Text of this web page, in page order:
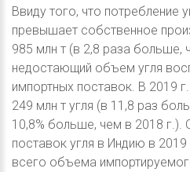
Ввиду того, что потребление
превышает собственное
985 млн т (в 2,8 раза больше,
недостающий объем угля
импортных поставок. В 2019
249 млн т угля (в 11,8 раз
10,8% больше, чем в 2018 г.).
поставок угля в Индию в
всего объема